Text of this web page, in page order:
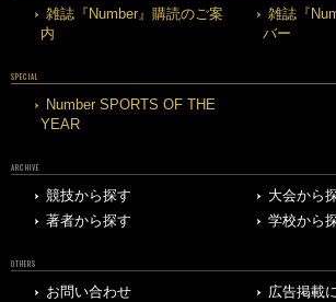
雑誌『Number』購読のご案
内
雑誌『
バー
SPECIAL
Number SPORTS OF THE
YEAR
ARCHIVE
競技から探す
大会から
著者から探す
学校から
OTHERS
お問い合わせ
広告掲載